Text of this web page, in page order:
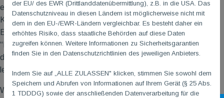
einem Bratwurstbrötchen etwas Aufwärmen. Es wurden
Kontakte zwischen den Abteilungen geknüpft und alte
Erinnerungen ausgetauscht. Das Bild zeigt nur noch die
“Hartgesottenen”, die bis zum Ende durchgehalten haben. Auf
dass wir in 2024 wieder mit vielen zusammenstehen und die
letzten Tage des “alten Jahres” genießen können.
Wir bedanken uns im Namen der TGMganz herzlich bei allen,
der EU/ des EWR (Drittlanddatenübermittlung), z.B. in die USA. Das
Datenschutzniveau in diesen Ländern ist möglicherweise nicht mit
dem in den EU-/EWR-Ländern vergleichbar. Es besteht daher ein
erhöhtes Risiko, dass staatliche Behörden auf diese Daten
zugreifen können. Weitere Informationen zu Sicherheitsgarantien
finden Sie in den Datenschutzrichtlinien des jeweiligen Anbieters.
Indem Sie auf „ALLE ZULASSEN" klicken, stimmen Sie sowohl dem
Speichern und Abrufen von Informationen auf Ihrem Gerät (§ 25 Abs.
1 TDDDG) sowie der anschließenden Datenverarbeitung für die